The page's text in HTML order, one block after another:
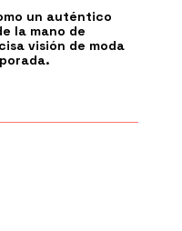
un auténtico
la mano de
visión de moda